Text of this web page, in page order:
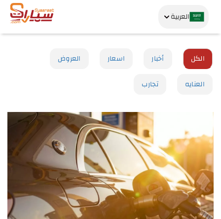
العربية
الكل أخبار اسعار
العروض
العنايه
تجارب